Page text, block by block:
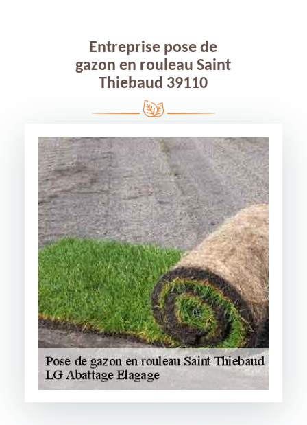
Entreprise pose de
gazon en rouleau Saint
Thiebaud 39110